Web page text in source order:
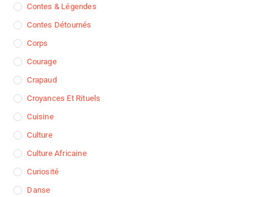
Contes & Légendes
Contes Détournés
Corps
Courage
Crapaud
Croyances Et Rituels
Cuisine
Culture
Culture Africaine
Curiosité
Danse